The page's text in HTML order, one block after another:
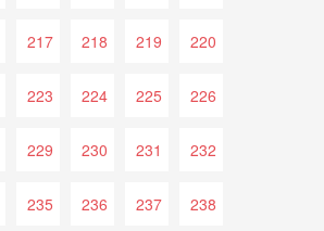
217 218 219 220
223 224 225 226
229 230 231 232
235 236 237 238